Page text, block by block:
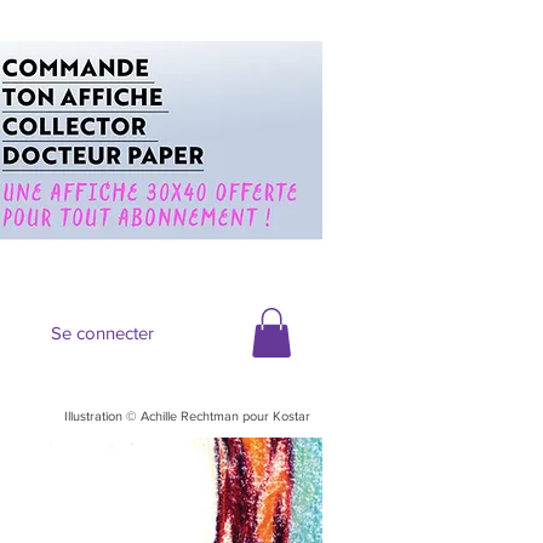
Se connecter
Illustration © Achille Rechtman pour Kostar